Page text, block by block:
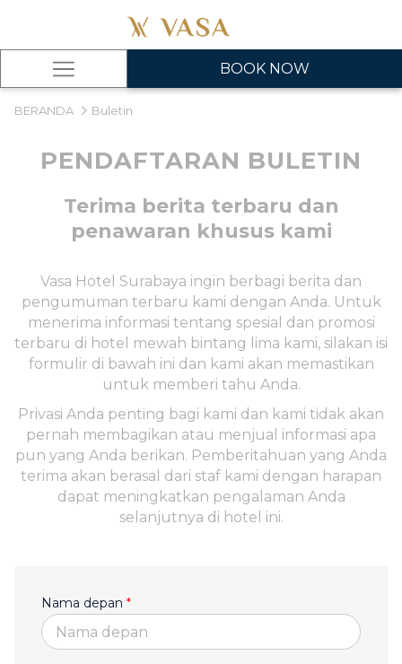
Hamburger
Menu
BOOK NOW
BERANDA Buletin
PENDAFTARAN BULETIN
Terima berita terbaru dan
penawaran khusus kami
Vasa Hotel Surabaya ingin berbagi berita dan
pengumuman terbaru kami dengan Anda. Untuk
menerima informasi tentang spesial dan promosi
terbaru di hotel mewah bintang lima kami, silakan isi
formulir di bawah ini dan kami akan memastikan
untuk memberi tahu Anda.
Privasi Anda penting bagi kami dan kami tidak akan
pernah membagikan atau menjual informasi apa
pun yang Anda berikan. Pemberitahuan yang Anda
terima akan berasal dari staf kami dengan harapan
dapat meningkatkan pengalaman Anda
selanjutnya di hotel ini.
Nama depan *